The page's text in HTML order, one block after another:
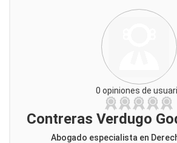
0 opiniones de
Contreras Verdugo
Abogado especialista en